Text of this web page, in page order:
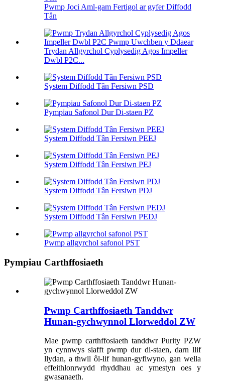
Pwmp Joci Aml-gam Fertigol ar gyfer Diffodd
Tân
Trydan Allgyrchol Cyplysedig Agos Impeller
Dwbl P2C...
System Diffodd Tân Fersiwn PSD
Pympiau Safonol Dur Di-staen PZ
System Diffodd Tân Fersiwn PEEJ
System Diffodd Tân Fersiwn PEJ
System Diffodd Tân Fersiwn PDJ
System Diffodd Tân Fersiwn PEDJ
Pwmp allgyrchol safonol PST
Pympiau Carthffosiaeth
Pwmp Carthffosiaeth Tanddwr
Hunan-gychwynnol Llorweddol ZW
Mae pwmp carthffosiaeth tanddwr Purity PZW
yn cynnwys siafft pwmp dur di-staen, darn llif
llydan, a thwll ôl-lif hunan-gyflwyno, gan wella
effeithlonrwydd rhyddhau ac ymestyn oes y
gwasanaeth.